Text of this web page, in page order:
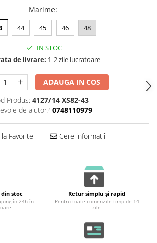
Marime:
44 45 46 48
IN STOC
de livrare: 1-2 zile lucratoare
ADAUGA IN COS
Produs: 4127/14 XS82-43
de ajutor? 0748110979
Favorite Cere informatii
stoc
în 24h în
Retur simplu și rapid
Pentru toate comenzile timp de 14
zile